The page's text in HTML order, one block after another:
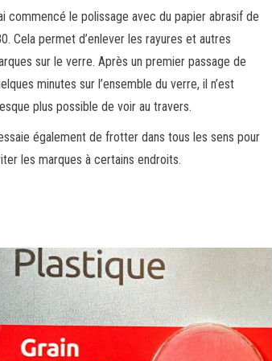
commencé le polissage avec du papier abrasif de
Cela permet d’enlever les rayures et autres
sur le verre. Après un premier passage de
minutes sur l’ensemble du verre, il n’est
plus possible de voir au travers.
également de frotter dans tous les sens pour
les marques à certains endroits.